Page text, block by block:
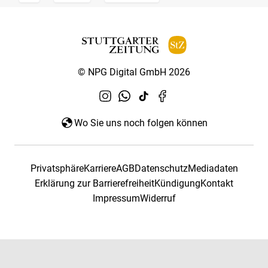
© NPG Digital GmbH 2026
Wo Sie uns noch folgen können
PrivatsphäreKarriereAGBDatenschutzMediadaten
Erklärung zur BarrierefreiheitKündigungKontakt
ImpressumWiderruf